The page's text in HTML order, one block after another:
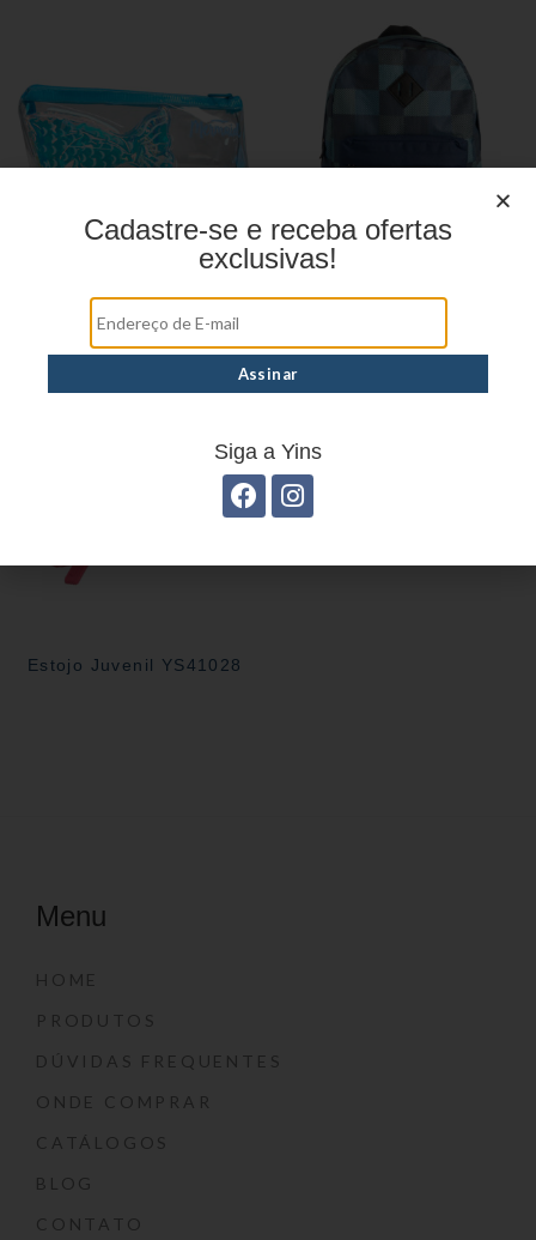
Estojo Juvenil YS27102
Mochila linha casual
Estojo Juvenil YS41028
Menu
HOME
PRODUTOS
DÚVIDAS FREQUENTES
ONDE COMPRAR
CATÁLOGOS
BLOG
CONTATO
Cadastre-se e receba ofertas
exclusivas!
Siga a Yins